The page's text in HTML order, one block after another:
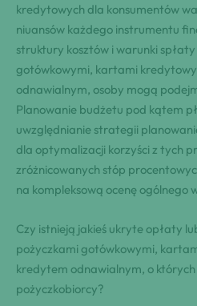
kredytowych dla konsumentów
niuansów każdego instrumentu
struktury kosztów i warunki
gotówkowymi, kartami
odnawialnym, osoby mogą
Planowanie budżetu pod kątem
uwzględnianie strategii
dla optymalizacji korzyści z tych
zróżnicowanych stóp
na kompleksową ocenę ogólnego
Czy istnieją jakieś ukryte opłaty
pożyczkami gotówkowymi,
kredytem odnawialnym, o
pożyczkobiorcy?